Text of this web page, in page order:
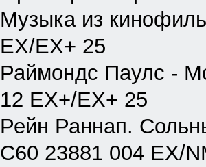
Музыка из
EX/EX+ 25
Раймондс Паулс -
12 EX+/EX+ 25
Рейн Раннап.
С60 23881 004 EX/